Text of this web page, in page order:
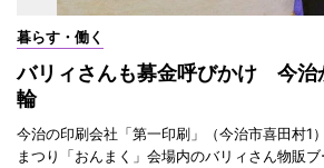
暮らす・働く
バリィさんも募金呼びかけ 今治
輪
今治の印刷会社「第一印刷」（今治市喜田村1
まつり「おんまく」会場内のバリィさん物販